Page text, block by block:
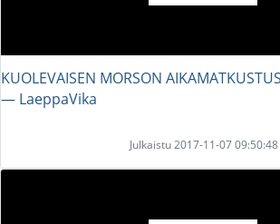
KUOLEVAISEN MORSON AIKAMATKUSTUS
― LaeppaVika
Julkaistu 2017-11-07